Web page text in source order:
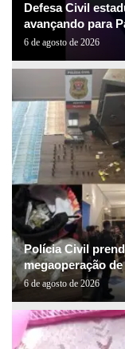
Defesa Civil
avançando para
6 de agosto de 2026
Polícia Civil
megaoperação
6 de agosto de 2026